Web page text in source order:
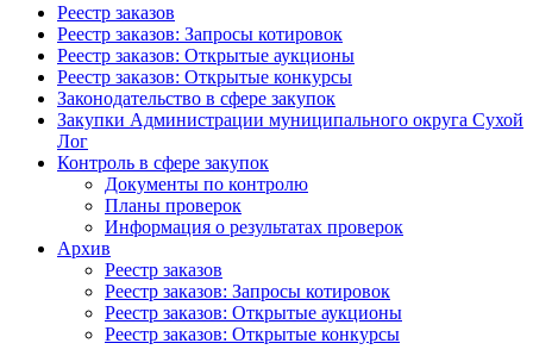
Реестр заказов
Реестр заказов: Запросы котировок
Реестр заказов: Открытые аукционы
Реестр заказов: Открытые конкурсы
Законодательство в сфере закупок
Закупки Администрации муниципального округа Сухой
Лог
Контроль в сфере закупок
Документы по контролю
Планы проверок
Информация о результатах проверок
Архив
Реестр заказов
Реестр заказов: Запросы котировок
Реестр заказов: Открытые аукционы
Реестр заказов: Открытые конкурсы